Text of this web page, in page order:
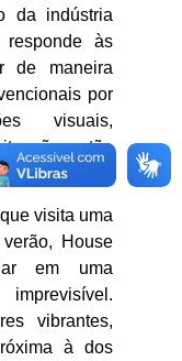
da indústria
responde às
de maneira
por
visuais,
tão
visita uma
House
em uma
vibrantes,
à dos